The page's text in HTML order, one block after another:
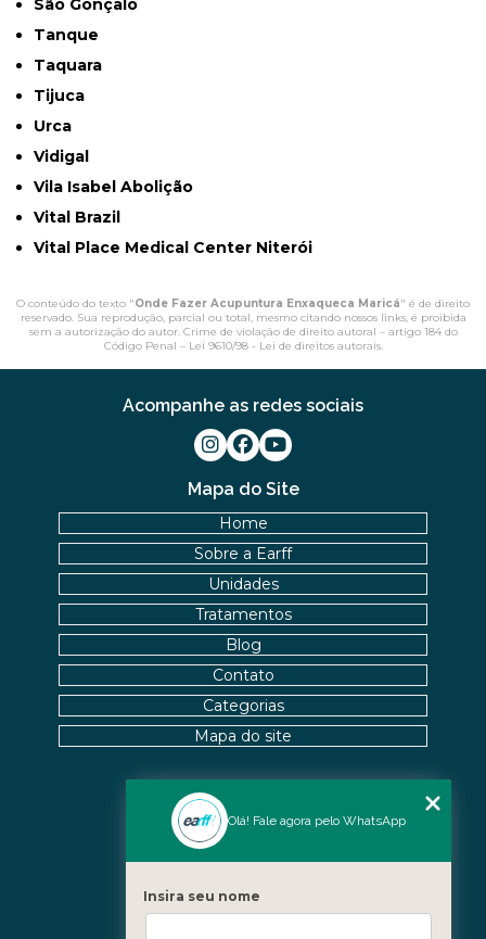
São Gonçalo
Tanque
Taquara
Tijuca
Urca
Vidigal
Vila Isabel Abolição
Vital Brazil
Vital Place Medical Center Niterói
O conteúdo do texto "Onde Fazer Acupuntura Enxaqueca Maricá" é de direito
reservado. Sua reprodução, parcial ou total, mesmo citando nossos links, é proibida
sem a autorização do autor. Crime de violação de direito autoral – artigo 184 do
Código Penal – Lei 9610/98 - Lei de direitos autorais.
Nossas Unidades
Barra - Rio de Janeiro
Mapa do Site
Home
Sobre a Earff
Unidades
Tratamentos
Blog
Contato
Categorias
Mapa do site
Acompanhe as redes sociais
Olá! Fale agora pelo WhatsApp
Insira seu nome